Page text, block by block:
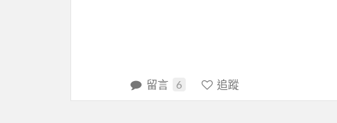
留言 6 追蹤